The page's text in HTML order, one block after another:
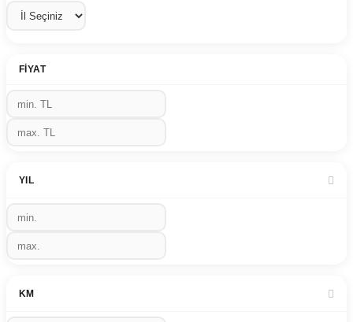
FIYAT
YIL
KM